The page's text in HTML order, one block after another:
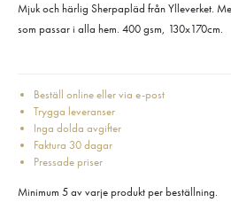
Mjuk och härlig Sherpapläd från Ylleverket.
som passar i alla hem. 400 gsm, 130x170cm.
Beställ online eller via e-post
Trygga leveranser
Inga dolda avgifter
Faktura 30 dagar
Pressade priser
Minimum 5 av varje produkt per beställning.